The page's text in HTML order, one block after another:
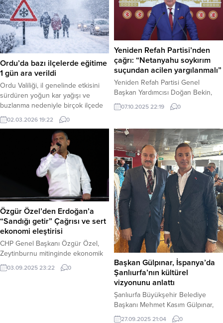
Ordu’da bazı ilçelerde eğitime
1 gün ara verildi
Ordu Valiliği, il genelinde etkisini
sürdüren yoğun kar yağışı ve
buzlanma nedeniyle birçok ilçede
okulların tatil edildiğini duyurdu.
Hamile ve engelli kamu çalışanları
için de idari izin kararı alındı. Ordu
– Ordu’nun iç kesimlerinde etkili
olan olumsuz hava koşulları, eğitimi
sekteye uğrattı. Valilikten yapılan
son dakika açıklamasına göre,
yollarda oluşan...
02.03.2026 19:22 0
Yeniden Refah Partisi’nden
çağrı: “Netanyahu soykırım
suçundan acilen yargılanmalı”
Yeniden Refah Partisi Genel
Başkan Yardımcısı Doğan Bekin,
İsrail Başbakanı Binyamin
Netanyahu’nun, iki yıldır devam
soykırım ve etnik temizlik”
nedeniyle acilen yargılanması
gerektiğini söyledi. Bekin ayrıca,
ABD Başkanı Trump’ın Gazze
planını “aldatmacadan ibaret tek
taraflı bir barış dayatması” olarak
nitelendirdi. Haber Merkezi –
Yeniden Refah Partisi İstanbul...
07.10.2025 22:19 0
Özgür Özel’den Erdoğan’a
“Sandığı getir” Çağrısı ve sert
ekonomi eleştirisi
CHP Genel Başkanı Özgür Özel,
Zeytinburnu mitinginde ekonomik
krize dikkat çekerek
Cumhurbaşkanı Erdoğan’a meydan
03.09.2025 23:22 0
Başkan Gülpınar, İspanya’da
Şanlıurfa’nın kültürel
vizyonunu anlattı
Şanlıurfa Büyükşehir Belediye
Başkanı Mehmet Kasım Gülpınar,
İspanya’da düzenlenen Dünya
27.09.2025 21:04 0